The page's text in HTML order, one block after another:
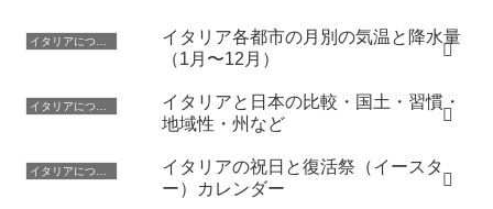
イタリア各都市の月別の気温と降水量
（1月〜12月）
イタリアと日本の比較・国土・習慣・
地域性・州など
イタリアの祝日と復活祭（イースタ
ー）カレンダー